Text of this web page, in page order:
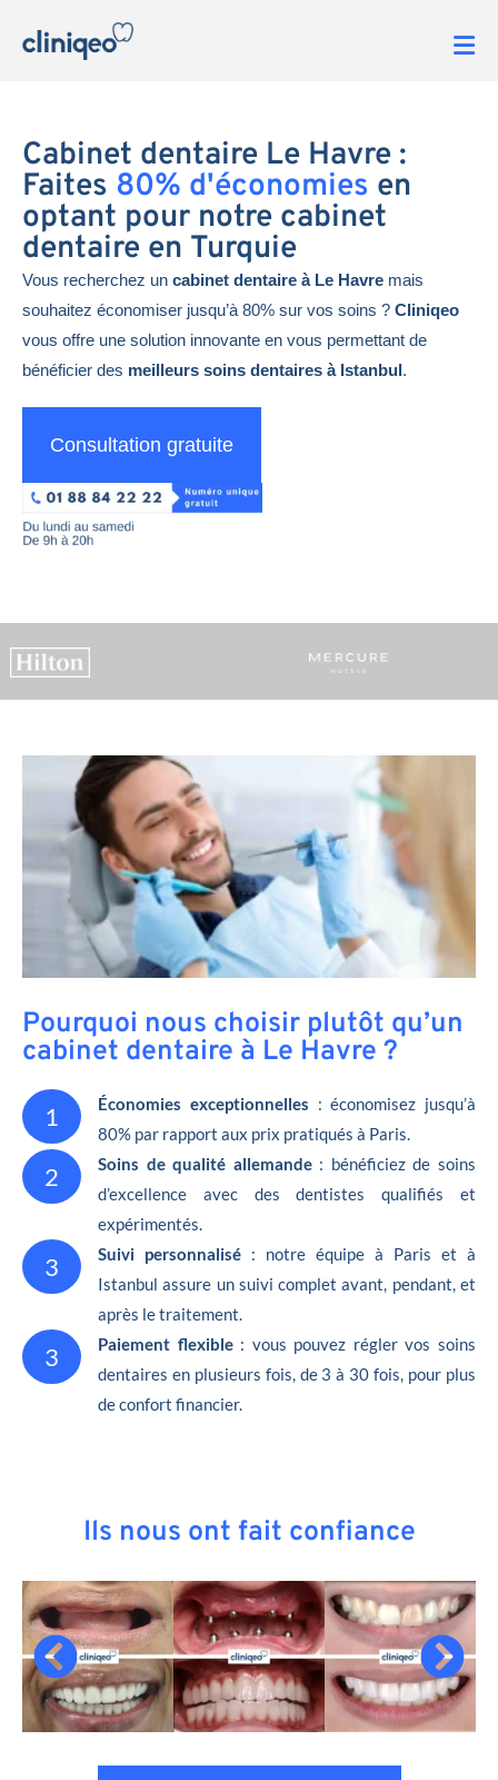
Cabinet dentaire Le Havre :
Faites 80% d'économies en
optant pour notre cabinet
dentaire en Turquie
Vous recherchez un cabinet dentaire à Le Havre mais
souhaitez économiser jusqu’à 80% sur vos soins ? Cliniqeo
vous offre une solution innovante en vous permettant de
bénéficier des meilleurs soins dentaires à Istanbul.
Consultation gratuite
Pourquoi nous choisir plutôt qu’un
cabinet dentaire à Le Havre ?
1 Économies exceptionnelles : économisez jusqu’à
80% par rapport aux prix pratiqués à Paris.
2 Soins de qualité allemande: bénéficiez de soins
d’excellence avec des dentistes qualifiés et
expérimentés.
3 Suivi personnalisé : notre équipe à Paris et à
Istanbul assure un suivi complet avant, pendant, et
après le traitement.
3 Paiement flexible: vous pouvez régler vos soins
dentaires en plusieurs fois, de 3 à 30 fois, pour plus
de confort financier.
Ils nous ont fait confiance